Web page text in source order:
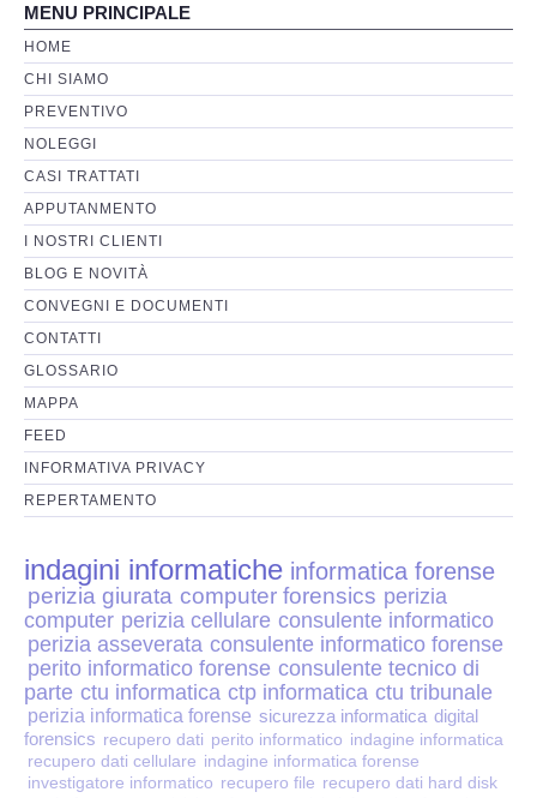
Perizia Basi di Dati
Perizia Immagini e Video
Perzia su Software/Programmi
Perizia Fonica e Trascrizioni
Perizia su Social Network
Perizia Web Reputation
Perizia Host e Mainframe
Perizia Contratti ICT
Perizia Disp. Elettronici
Perizia Stalking
Perizia Cyber Bullismo
Incarichi CTU e CTP
Perizia Centralini PBX e VOIP
MENU PRINCIPALE
HOME
CHI SIAMO
PREVENTIVO
NOLEGGI
CASI TRATTATI
APPUTANMENTO
I NOSTRI CLIENTI
BLOG E NOVITÀ
CONVEGNI E DOCUMENTI
CONTATTI
GLOSSARIO
MAPPA
FEED
INFORMATIVA PRIVACY
REPERTAMENTO
indagini informatiche informatica forense
perizia giurata computer forensics perizia
computer perizia cellulare consulente informatico
perizia asseverata consulente informatico forense
perito informatico forense consulente tecnico di
parte ctu informatica ctp informatica ctu tribunale
perizia informatica forense sicurezza informatica digital
forensics recupero dati perito informatico indagine informatica
recupero dati cellulare indagine informatica forense
investigatore informatico recupero file recupero dati hard disk